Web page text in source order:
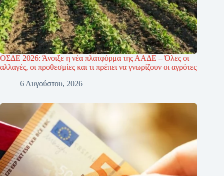
ΟΣΔΕ 2026: Άνοιξε η νέα πλατφόρμα της ΑΑΔΕ – Όλες οι
αλλαγές, οι προθεσμίες και τι πρέπει να γνωρίζουν οι αγρότες
6 Αυγούστου, 2026